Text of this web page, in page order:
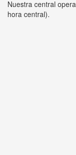
Nuestra central
hora central).